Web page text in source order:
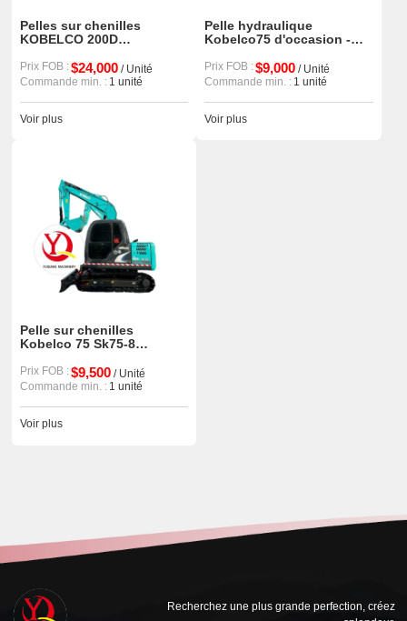
Pelles sur chenilles
KOBELCO 200D
abordable
Prix FOB :$24,000/ Unité
Commande min. : 1 unité
Voir plus
Pelle hydraulique
Kobelco75 d'occasion -
d'occasion
Prix FOB :$9,000/ Unité
Commande min. : 1 unité
Voir plus
Pelle sur chenilles
Kobelco 75 Sk75-8
de construction
d'occasion
Prix FOB :$9,500/ Unité
Commande min. : 1 unité
Voir plus
Recherchez une plus grande perfection, créez